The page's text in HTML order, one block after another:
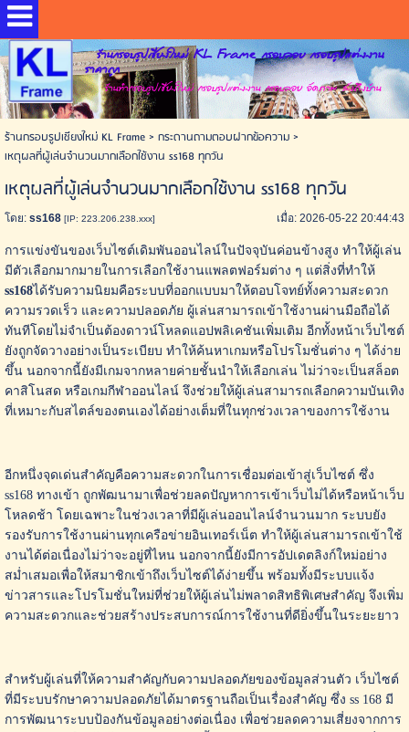
ร้านกรอบรูปเชียงใหม่ KL Frame กรอบลอย กรอบรูปแต่งงาน
ราคาถูก
ร้านทำกรอบรูปเชียงใหม่ กรอบรูปแต่งงาน กรอบลอย อัดภาพ ส่งถึงบ้าน
ร้านกรอบรูปเชียงใหม่ KL Frame> กระดานถามตอบฝากข้อความ>
เหตุผลที่ผู้เล่นจำนวนมากเลือกใช้งาน ss168 ทุกวัน
เหตุผลที่ผู้เล่นจำนวนมากเลือกใช้งาน ss168 ทุกวัน
โดย:ss168 [IP: 223.206.238.xxx] เมื่อ: 2026-05-22 20:44:43
การแข่งขันของเว็บไซต์เดิมพันออนไลน์ในปัจจุบันค่อนข้างสูง ทำให้ผู้เล่น
มีตัวเลือกมากมายในการเลือกใช้งานแพลตฟอร์มต่าง ๆ แต่สิ่งที่ทำให้
ss168ได้รับความนิยมคือระบบที่ออกแบบมาให้ตอบโจทย์ทั้งความสะดวก
ความรวดเร็ว และความปลอดภัย ผู้เล่นสามารถเข้าใช้งานผ่านมือถือได้
ทันทีโดยไม่จำเป็นต้องดาวน์โหลดแอปพลิเคชันเพิ่มเติม อีกทั้งหน้าเว็บไซต์
ยังถูกจัดวางอย่างเป็นระเบียบ ทำให้ค้นหาเกมหรือโปรโมชั่นต่าง ๆ ได้ง่าย
ขึ้น นอกจากนี้ยังมีเกมจากหลายค่ายชั้นนำให้เลือกเล่น ไม่ว่าจะเป็นสล็อต
คาสิโนสด หรือเกมกีฬาออนไลน์ จึงช่วยให้ผู้เล่นสามารถเลือกความบันเทิง
ที่เหมาะกับสไตล์ของตนเองได้อย่างเต็มที่ในทุกช่วงเวลาของการใช้งาน
อีกหนึ่งจุดเด่นสำคัญคือความสะดวกในการเชื่อมต่อเข้าสู่เว็บไซต์ ซึ่ง
ss168 ทางเข้า ถูกพัฒนามาเพื่อช่วยลดปัญหาการเข้าเว็บไม่ได้หรือหน้าเว็บ
โหลดช้า โดยเฉพาะในช่วงเวลาที่มีผู้เล่นออนไลน์จำนวนมาก ระบบยัง
รองรับการใช้งานผ่านทุกเครือข่ายอินเทอร์เน็ต ทำให้ผู้เล่นสามารถเข้าใช้
งานได้ต่อเนื่องไม่ว่าจะอยู่ที่ไหน นอกจากนี้ยังมีการอัปเดตลิงก์ใหม่อย่าง
สม่ำเสมอเพื่อให้สมาชิกเข้าถึงเว็บไซต์ได้ง่ายขึ้น พร้อมทั้งมีระบบแจ้ง
ข่าวสารและโปรโมชั่นใหม่ที่ช่วยให้ผู้เล่นไม่พลาดสิทธิพิเศษสำคัญ จึงเพิ่ม
ความสะดวกและช่วยสร้างประสบการณ์การใช้งานที่ดียิ่งขึ้นในระยะยาว
สำหรับผู้เล่นที่ให้ความสำคัญกับความปลอดภัยของข้อมูลส่วนตัว เว็บไซต์
ที่มีระบบรักษาความปลอดภัยได้มาตรฐานถือเป็นเรื่องสำคัญ ซึ่ง ss 168 มี
การพัฒนาระบบป้องกันข้อมูลอย่างต่อเนื่อง เพื่อช่วยลดความเสี่ยงจากการ